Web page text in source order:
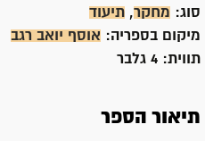
סוג: מחקר, תיעוד
מיקום בספריה: אוסף יואב רגב
תווית: 4 גלבר
תיאור הספר